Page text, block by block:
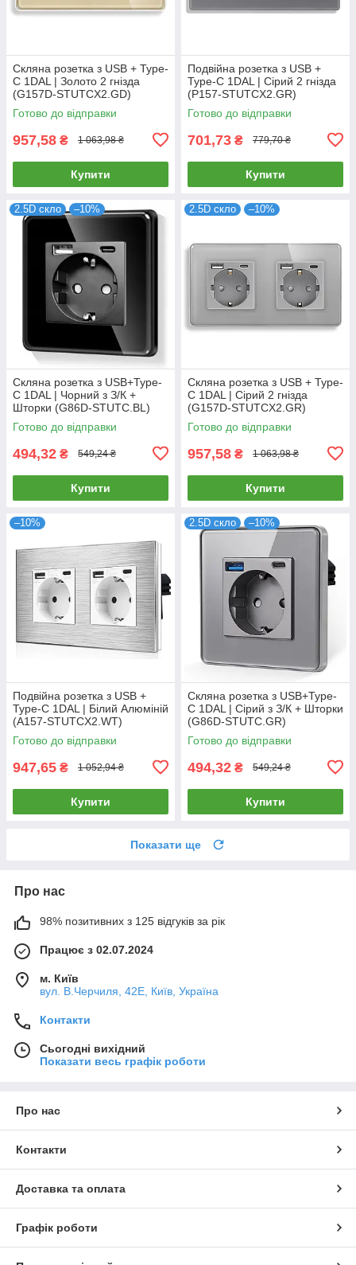
Скляна розетка з USB + Type-
C 1DAL | Золото 2 гнізда
(G157D-STUTCX2.GD)
Готово до відправки
957,58 ₴ 1 063,98 ₴
Купити
Подвійна розетка з USB +
Type-C 1DAL | Сірий 2 гнізда
(P157-STUTCX2.GR)
Готово до відправки
701,73 ₴ 779,70 ₴
Купити
2.5D скло –10%
Скляна розетка з USB+Type-
C 1DAL | Чорний з З/К +
Шторки (G86D-STUTC.BL)
Готово до відправки
494,32 ₴ 549,24 ₴
Купити
2.5D скло –10%
Скляна розетка з USB + Type-
C 1DAL | Сірий 2 гнізда
(G157D-STUTCX2.GR)
Готово до відправки
957,58 ₴ 1 063,98 ₴
Купити
–10%
Подвійна розетка з USB +
Type-C 1DAL | Білий Алюміній
(A157-STUTCX2.WT)
Готово до відправки
947,65 ₴ 1 052,94 ₴
Купити
2.5D скло –10%
Скляна розетка з USB+Type-
C 1DAL | Сірий з З/К + Шторки
(G86D-STUTC.GR)
Готово до відправки
494,32 ₴ 549,24 ₴
Купити
Показати ще
Про нас
98% позитивних з 125 відгуків за рік
Працює з 02.07.2024
м. Київ
вул. В.Черчиля, 42Е, Київ, Україна
Контакти
Сьогодні вихідний
Показати весь графік роботи
Про нас
Контакти
Доставка та оплата
Графік роботи